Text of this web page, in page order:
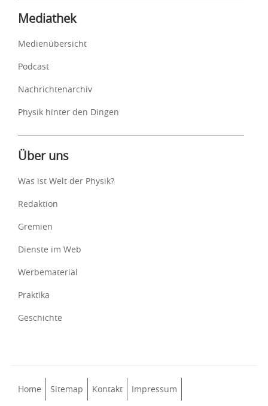
Mediathek
Medienübersicht
Podcast
Nachrichtenarchiv
Physik hinter den Dingen
Über uns
Was ist Welt der Physik?
Redaktion
Gremien
Dienste im Web
Werbematerial
Praktika
Geschichte
Home Sitemap Kontakt Impressum